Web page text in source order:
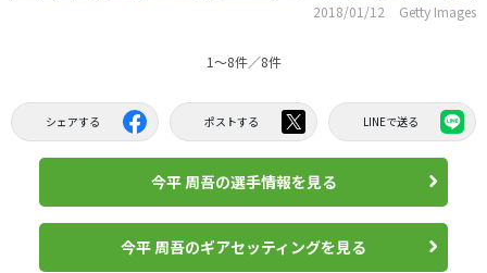
2018/01/12 Getty Images
1〜8件／8件
シェアする ポストする LINEで送る
今平 周吾の選手情報を見る
今平 周吾のギアセッティングを見る